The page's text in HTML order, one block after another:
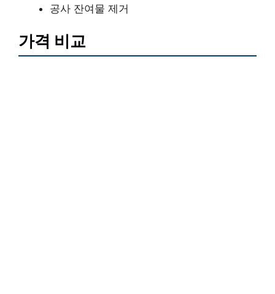
공사 잔여물 제거
가격 비교